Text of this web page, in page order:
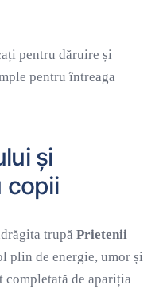
pentru dăruire și
pentru întreaga
și
copii
trupă Prietenii
plin de energie, umor și
de apariția